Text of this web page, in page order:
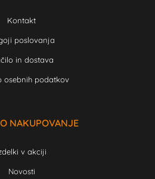
Kontakt
poslovanja
in dostava
osebnih podatkov
NAKUPOVANJE
v akciji
Novosti